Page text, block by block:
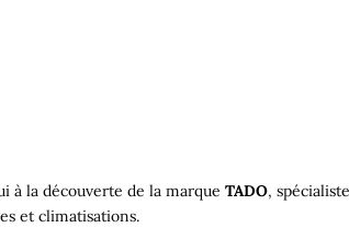
à la découverte de la marque TADO,
et climatisations.